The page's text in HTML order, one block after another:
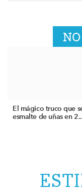
El mágico truco que
esmalte de uñas en